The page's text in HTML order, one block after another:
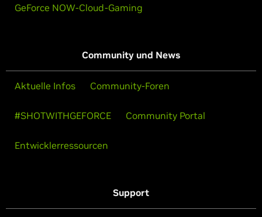
GeForce NOW-Cloud-Gaming
Community und News
Aktuelle Infos Community-Foren
#SHOTWITHGEFORCE Community Portal
Entwicklerressourcen
Support